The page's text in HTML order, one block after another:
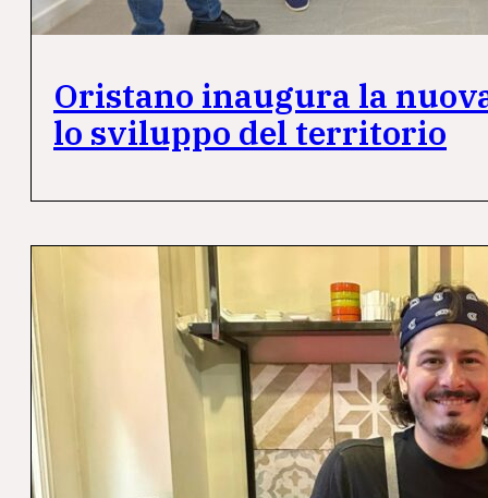
Oristano inaugura la
lo sviluppo del territorio